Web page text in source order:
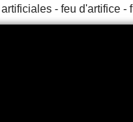
- feu d'artifice -